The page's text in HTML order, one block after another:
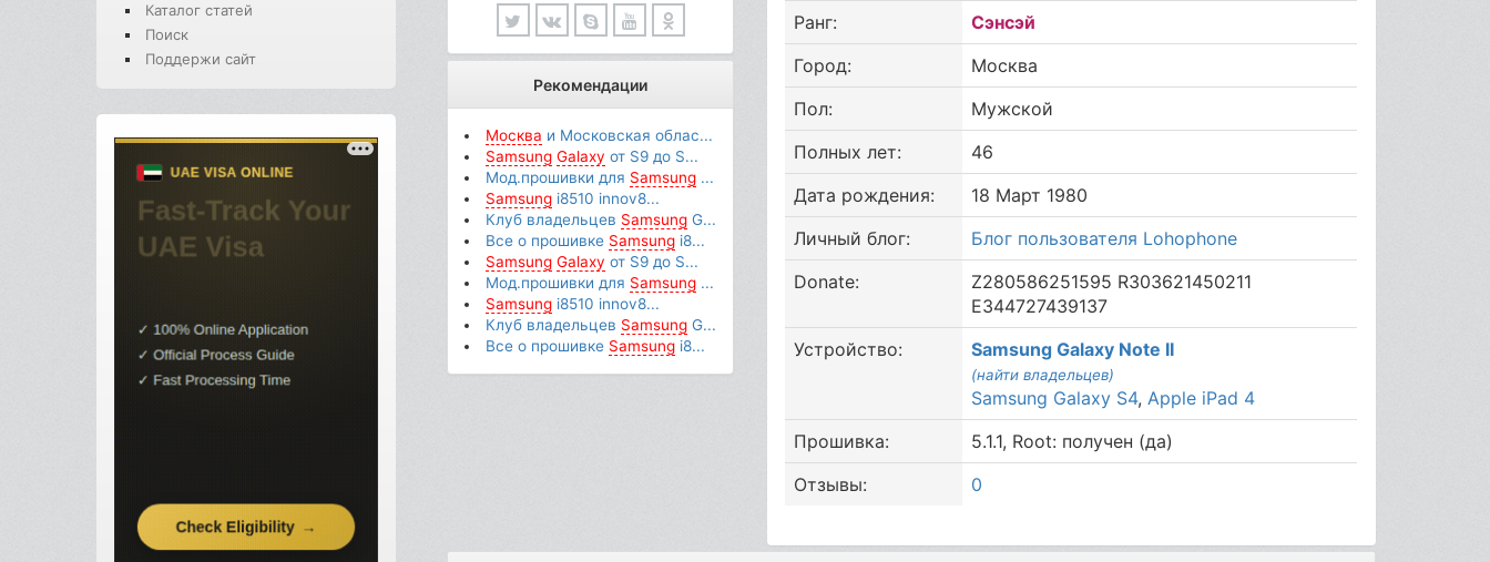
Каталог статей
Поиск
Поддержи сайт
Рекомендации
Москва и Московская облас...
Samsung Galaxy от S9 до S...
Мод.прошивки для Samsung...
Samsungi8510 innov8...
Клуб владельцев SamsungG...
Все о прошивке Samsungi8...
Samsung Galaxy от S9 до S...
Мод.прошивки для Samsung...
Samsungi8510 innov8...
Клуб владельцев SamsungG...
Все о прошивке Samsungi8...
Ранг:
Сэнсэй
Город:
Москва
Пол:
Мужской
Полных лет:
46
Дата рождения:
18 Март 1980
Личный блог:
Блог пользователя Lohophone
Donate:
Z280586251595 R303621450211
E344727439137
Устройство:
Samsung Galaxy Note II
(найти владельцев)
Samsung Galaxy S4,Apple iPad 4
Прошивка:
5.1.1, Root: получен (да)
Отзывы:
0